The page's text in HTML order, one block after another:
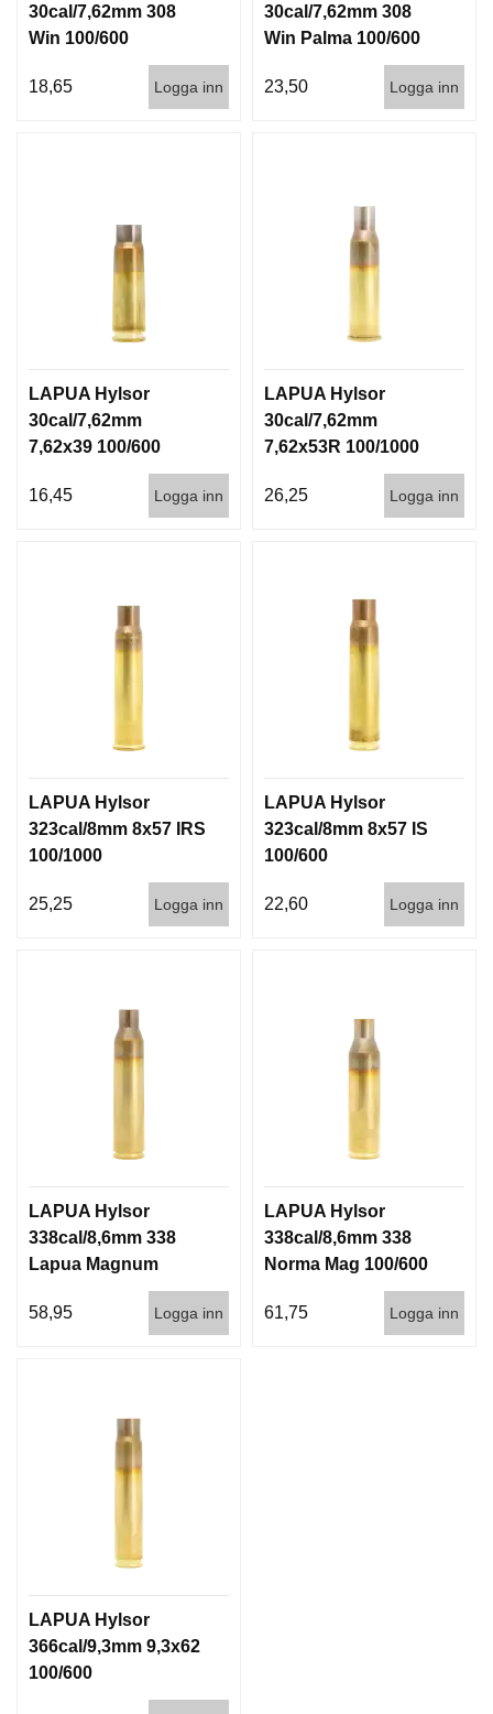
30cal/7,62mm 308
Win 100/600
18,65 Logga inn
30cal/7,62mm 308
Win Palma 100/600
23,50 Logga inn
LAPUA Hylsor
30cal/7,62mm
7,62x39 100/600
16,45 Logga inn
LAPUA Hylsor
30cal/7,62mm
7,62x53R 100/1000
26,25 Logga inn
LAPUA Hylsor
323cal/8mm 8x57 IRS
100/1000
25,25 Logga inn
LAPUA Hylsor
323cal/8mm 8x57 IS
100/600
22,60 Logga inn
LAPUA Hylsor
338cal/8,6mm 338
Lapua Magnum
(8,6x70) 100/600
58,95
Logga inn
LAPUA Hylsor
338cal/8,6mm 338
Norma Mag 100/600
61,75 Logga inn
LAPUA Hylsor
366cal/9,3mm 9,3x62
100/600